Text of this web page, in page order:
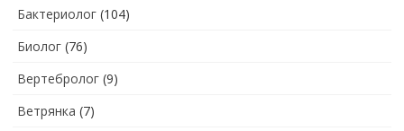
Бактериолог (104)
Биолог (76)
Вертебролог (9)
Ветрянка (7)